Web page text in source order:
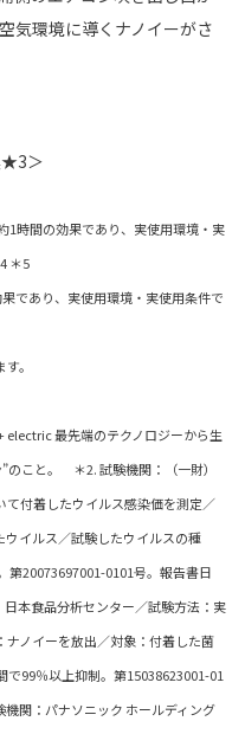
気環境に導くナノイーがさ
★3＞
間の効果であり、実使用環境・実
＊5
であり、実使用環境・実使用条件で
。
最先端のテクノロジーから生
のこと。 ＊2. 試験機関：（一財）
付着したウイルス感染価を測定／
イルス／試験したウイルスの種
第20073697001-0101号。報告書日
本食品分析センター／試験方法：実
ノイーを放出／対象：付着した菌
99％以上抑制。第15038623001-01
関：パナソニック ホールディング